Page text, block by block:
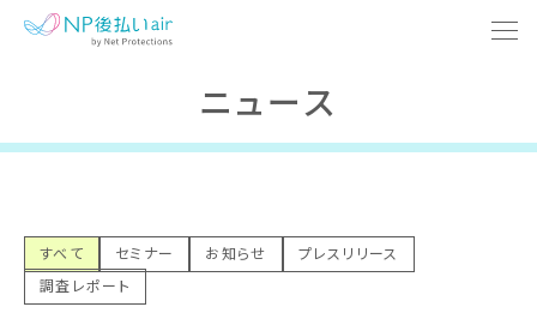
使い方
サポート
ニュース
すべて セミナー お知らせ
プレスリリース
調査レポート